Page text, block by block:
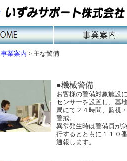
事業案内 > 主な警備
●機械警備
お客様の警備対象施設
センサーを設置し、基
局にて２４時間、監視
警戒。
異常発生時は警備員が
行するとともに１１０
通報します。